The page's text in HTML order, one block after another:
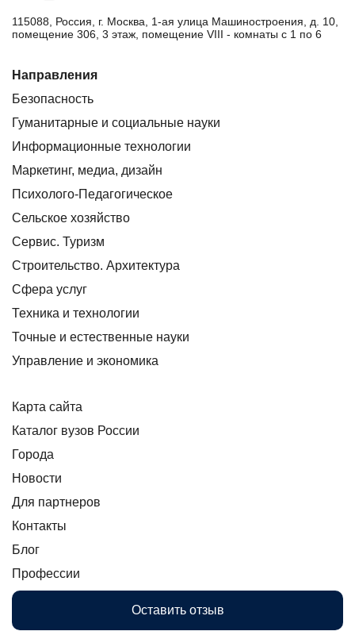
115088, Россия, г. Москва, 1-ая улица Машиностроения, д. 10,
помещение 306, 3 этаж, помещение VIII - комнаты с 1 по 6
Направления
Безопасность
Гуманитарные и социальные науки
Информационные технологии
Маркетинг, медиа, дизайн
Психолого-Педагогическое
Сельское хозяйство
Сервис. Туризм
Строительство. Архитектура
Сфера услуг
Техника и технологии
Точные и естественные науки
Управление и экономика
Карта сайта
Каталог вузов России
Города
Новости
Для партнеров
Контакты
Блог
Профессии
Оставить отзыв